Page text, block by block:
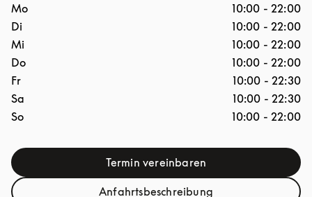
Wochentag
Mo 10:00 - 22:00
Di
10:00 - 22:00
Mi
10:00 - 22:00
Do
10:00 - 22:00
Fr
10:00 - 22:30
Sa
10:00 - 22:30
So
10:00 - 22:00
Termin vereinbarenLink Opens in New Tab
Anfahrtsbeschreibung